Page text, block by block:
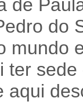
de
do
mundo
ter
aqui